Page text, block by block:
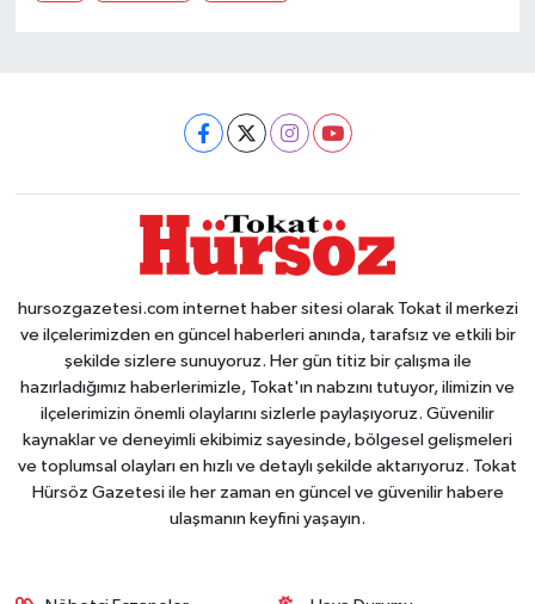
hursozgazetesi.com internet haber sitesi olarak Tokat il merkezi
ve ilçelerimizden en güncel haberleri anında, tarafsız ve etkili bir
şekilde sizlere sunuyoruz. Her gün titiz bir çalışma ile
hazırladığımız haberlerimizle, Tokat'ın nabzını tutuyor, ilimizin ve
ilçelerimizin önemli olaylarını sizlerle paylaşıyoruz. Güvenilir
kaynaklar ve deneyimli ekibimiz sayesinde, bölgesel gelişmeleri
ve toplumsal olayları en hızlı ve detaylı şekilde aktarıyoruz. Tokat
Hürsöz Gazetesi ile her zaman en güncel ve güvenilir habere
ulaşmanın keyfini yaşayın.